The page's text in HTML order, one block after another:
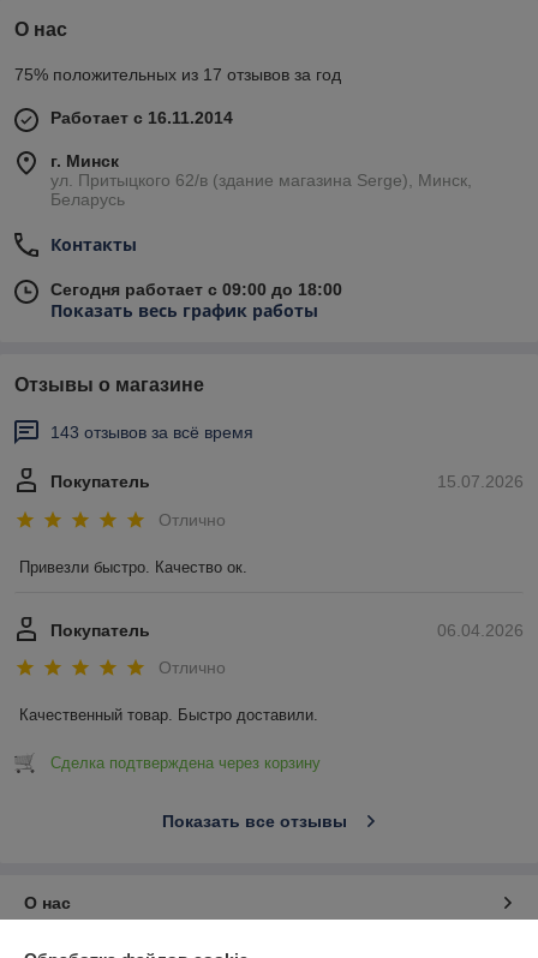
О нас
75% положительных из 17 отзывов за год
Работает с 16.11.2014
г. Минск
ул. Притыцкого 62/в (здание магазина Serge), Минск,
Беларусь
Контакты
Сегодня работает с 09:00 до 18:00
Показать весь график работы
Отзывы о магазине
143 отзывов за всё время
15.07.2026
Покупатель
Отлично
Привезли быстро. Качество ок.
06.04.2026
Покупатель
Отлично
Качественный товар. Быстро доставили.
Сделка подтверждена через корзину
Показать все отзывы
О нас